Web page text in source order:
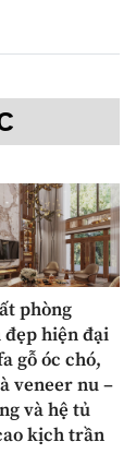
phòng
hiện đại
gỗ óc chó,
veneer nu –
và hệ tủ
kịch trần